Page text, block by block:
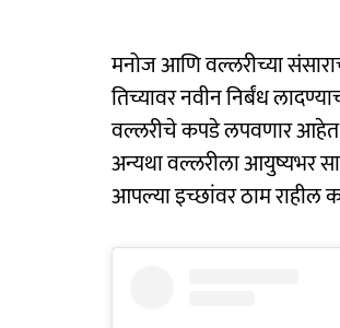
मनोज आणि वल्लरीच्या
तिच्यावर नवीन निर्बंध
वल्लरीचे कपडे लपवणार
अन्यथा वल्लरीला आयुष्यभर
आपल्या इच्छांवर ठाम